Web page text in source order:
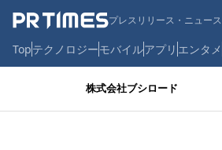
プレスリリース・ニュー
Topテクノロジーモバイルアプリ エンタメ
株式会社ブシロード